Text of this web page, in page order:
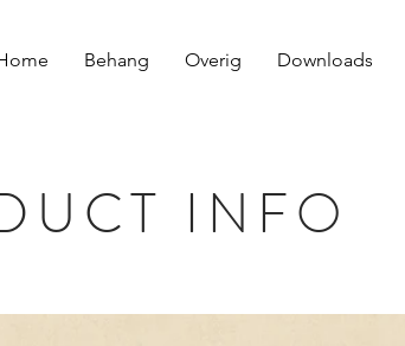
Behang Overig Downloads
INFO